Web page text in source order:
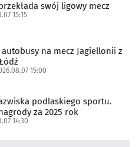
swój ligowy mecz
15:15
na mecz Jagiellonii z
15:00
podlaskiego sportu.
za 2025 rok
14:30